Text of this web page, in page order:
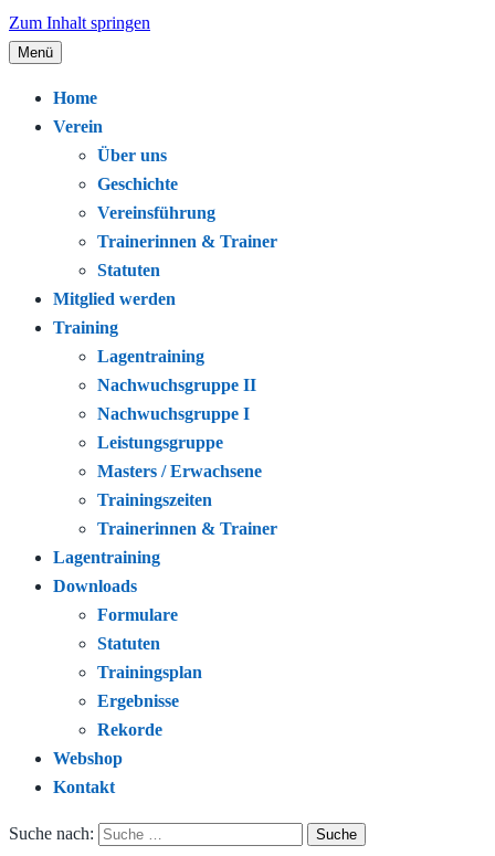
Zum Inhalt springen
Schwimmclub Bregenz
Leidenschaft.
Menü
Home
Verein
Über uns
Geschichte
Vereinsführung
Trainerinnen & Trainer
Statuten
Mitglied werden
Training
Lagentraining
Nachwuchsgruppe II
Nachwuchsgruppe I
Leistungsgruppe
Masters / Erwachsene
Trainingszeiten
Trainerinnen & Trainer
Lagentraining
Downloads
Formulare
Statuten
Trainingsplan
Ergebnisse
Rekorde
Webshop
Kontakt
Suche nach: